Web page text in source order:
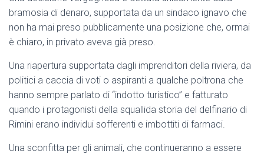
bramosia di denaro, supportata da un sindaco ignavo che
non ha mai preso pubblicamente una posizione che, ormai
è chiaro, in privato aveva già preso.
Una riapertura supportata dagli imprenditori della riviera, da
politici a caccia di voti o aspiranti a qualche poltrona che
hanno sempre parlato di “indotto turistico” e fatturato
quando i protagonisti della squallida storia del delfinario di
Rimini erano individui sofferenti e imbottiti di farmaci.
Una sconfitta per gli animali, che continueranno a essere